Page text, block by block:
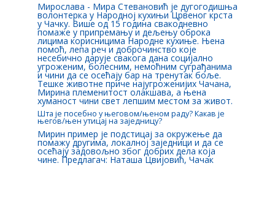
Мирослава - Мира Стевановић је дугогодишња
волонтерка у Народној кухињи Црвеног крста
у Чачку. Више од 15 година свакодневно
помаже у припремању и дељењу оброка
лицима корисницима Народне кухиње. Њена
помоћ, лепа реч и доброчинство које
несебично дарује свакога дана социјално
угроженим, болесним, немоћним суграђанима
и чини да се осећају бар на тренутак боље.
Тешке животне приче најугроженијих Чачана,
Мирина племенитост олакшава, а њена
хуманост чини свет лепшим местом за живот.
Шта је посебно у његовом/њеном раду? Какав је
његов/њен утицај на заједницу?
Мирин пример је подстицај за окружење да
помажу другима, локалној заједници и да се
осећају задовољно због добрих дела која
чине. Предлагач: Наташа Цвијовић, Чачак